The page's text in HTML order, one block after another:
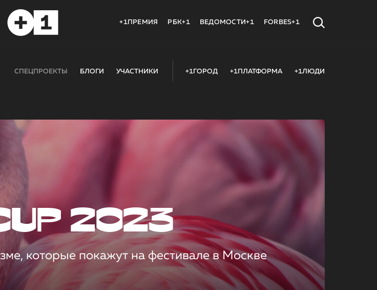
+1ПРЕМИЯ РБК+1 ВЕДОМОСТИ+1 FORBES+1
СПЕЦПРОЕКТЫ БЛОГИ УЧАСТНИКИ +1ГОРОД +1ПЛАТФОРМА +1ЛЮДИ
2023
которые покажут на фестивале в Москве